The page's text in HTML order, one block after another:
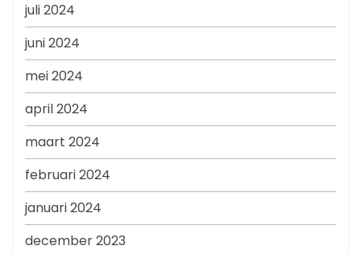
juli 2024
juni 2024
mei 2024
april 2024
maart 2024
februari 2024
januari 2024
december 2023